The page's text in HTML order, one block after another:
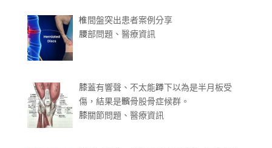
椎間盤突出患者案例分享
腰部問題、醫療資訊
膝蓋有響聲、不太能蹲下以為是半月板受
傷，結果是髕骨股骨症候群。
膝關節問題、醫療資訊